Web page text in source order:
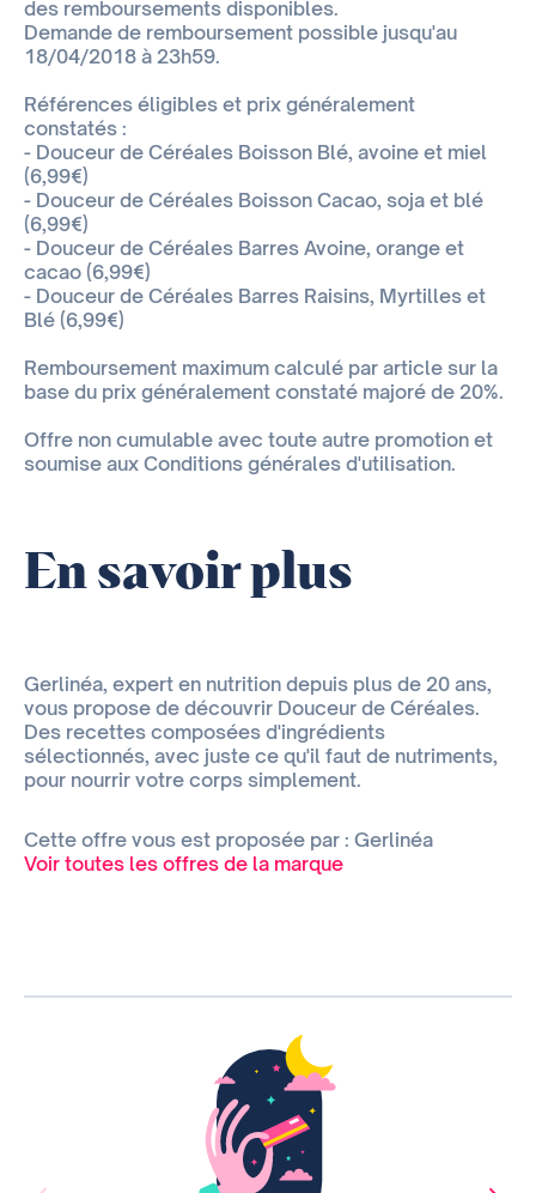
des remboursements disponibles.
Demande de remboursement possible jusqu'au
18/04/2018 à 23h59.
Références éligibles et prix généralement
constatés :
- Douceur de Céréales Boisson Blé, avoine et miel
(6,99€)
- Douceur de Céréales Boisson Cacao, soja et blé
(6,99€)
- Douceur de Céréales Barres Avoine, orange et
cacao (6,99€)
- Douceur de Céréales Barres Raisins, Myrtilles et
Blé (6,99€)
Remboursement maximum calculé par article sur la
base du prix généralement constaté majoré de 20%.
Offre non cumulable avec toute autre promotion et
soumise aux Conditions générales d'utilisation.
En savoir plus
Gerlinéa, expert en nutrition depuis plus de 20 ans,
vous propose de découvrir Douceur de Céréales.
Des recettes composées d'ingrédients
sélectionnés, avec juste ce qu'il faut de nutriments,
pour nourrir votre corps simplement.
Cette offre vous est proposée par : Gerlinéa
Voir toutes les offres de la marque